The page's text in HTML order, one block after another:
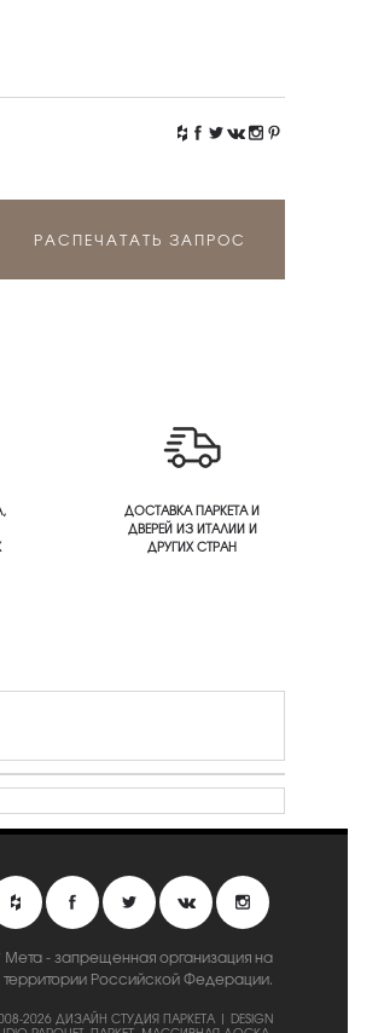
РАСПЕЧАТАТЬ ЗАПРОС
ДОСТАВКА ПАРКЕТА И
ДВЕРЕЙ ИЗ ИТАЛИИ И
ДРУГИХ СТРАН
Мета - запрещенная организация на
территории Российской Федерации.
2026 ДИЗАЙН СТУДИЯ ПАРКЕТА | DESIGN